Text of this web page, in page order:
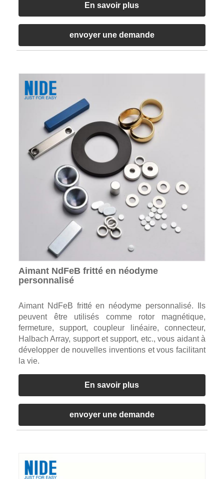
En savoir plus
envoyer une demande
Aimant NdFeB fritté en néodyme
personnalisé
Aimant NdFeB fritté en néodyme personnalisé. Ils
peuvent être utilisés comme rotor magnétique,
fermeture, support, coupleur linéaire, connecteur,
Halbach Array, support et support, etc., vous aidant à
développer de nouvelles inventions et vous facilitant
la vie.
En savoir plus
envoyer une demande